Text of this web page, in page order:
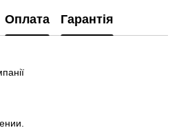
Оплата Гарантія